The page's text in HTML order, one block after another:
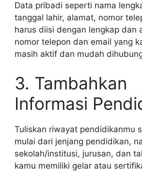
Data pribadi seperti nama
tanggal lahir, alamat, nomor
harus diisi dengan lengkap dan
nomor telepon dan email yang
masih aktif dan mudah
3. Tambahkan
Informasi
Tuliskan riwayat pendidikanmu
mulai dari jenjang pendidikan,
sekolah/institusi, jurusan, dan
kamu memiliki gelar atau